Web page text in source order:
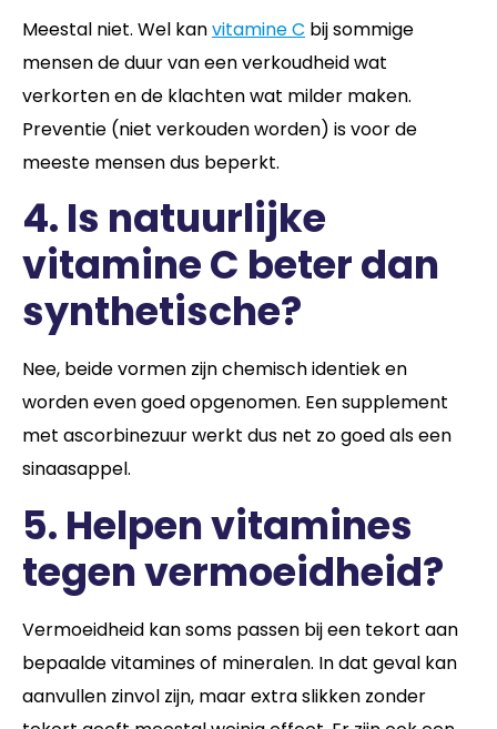
Meestal niet. Wel kanvitamine C bij sommige
mensen de duur van een verkoudheid wat
verkorten en de klachten wat milder maken.
Preventie (niet verkouden worden) is voor de
meeste mensen dus beperkt.
4. Is natuurlijke
vitamine C beter dan
synthetische?
Nee, beide vormen zijn chemisch identiek en
worden even goed opgenomen. Een supplement
met ascorbinezuur werkt dus net zo goed als een
sinaasappel.
5. Helpen vitamines
tegen vermoeidheid?
Vermoeidheid kan soms passen bij een tekort aan
bepaalde vitamines of mineralen. In dat geval kan
aanvullen zinvol zijn, maar extra slikken zonder